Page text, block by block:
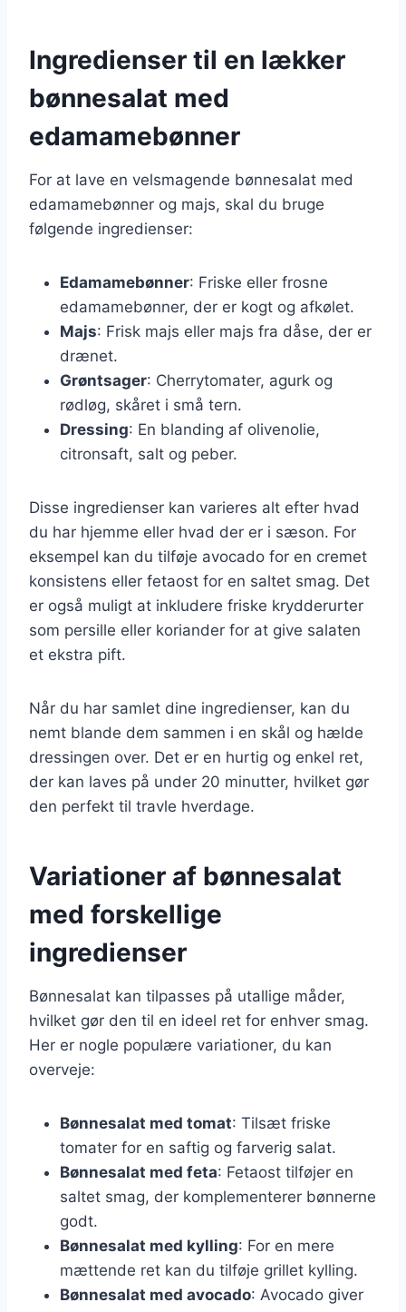
Ingredienser til en lækker
bønnesalat med
edamamebønner
For at lave en velsmagende bønnesalat med
edamamebønner og majs, skal du bruge
følgende ingredienser:
Edamamebønner: Friske eller frosne
edamamebønner, der er kogt og afkølet.
Majs: Frisk majs eller majs fra dåse, der er
drænet.
Grøntsager: Cherrytomater, agurk og
rødløg, skåret i små tern.
Dressing: En blanding af olivenolie,
citronsaft, salt og peber.
Disse ingredienser kan varieres alt efter hvad
du har hjemme eller hvad der er i sæson. For
eksempel kan du tilføje avocado for en cremet
konsistens eller fetaost for en saltet smag. Det
er også muligt at inkludere friske krydderurter
som persille eller koriander for at give salaten
et ekstra pift.
Når du har samlet dine ingredienser, kan du
nemt blande dem sammen i en skål og hælde
dressingen over. Det er en hurtig og enkel ret,
der kan laves på under 20 minutter, hvilket gør
den perfekt til travle hverdage.
Variationer af bønnesalat
med forskellige
ingredienser
Bønnesalat kan tilpasses på utallige måder,
hvilket gør den til en ideel ret for enhver smag.
Her er nogle populære variationer, du kan
overveje:
Bønnesalat med tomat: Tilsæt friske
tomater for en saftig og farverig salat.
Bønnesalat med feta: Fetaost tilføjer en
saltet smag, der komplementerer bønnerne
godt.
Bønnesalat med kylling: For en mere
mættende ret kan du tilføje grillet kylling.
Bønnesalat med avocado: Avocado giver